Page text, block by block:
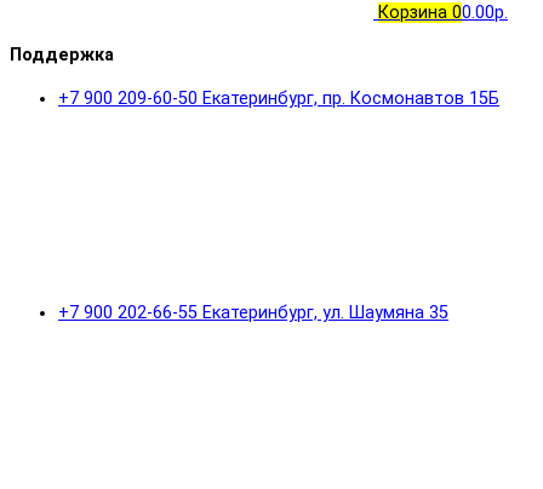
Корзина 00.00р.
Поддержка
+7 900 209-60-50 Екатеринбург, пр. Космонавтов 15Б
+7 900 202-66-55 Екатеринбург, ул. Шаумяна 35